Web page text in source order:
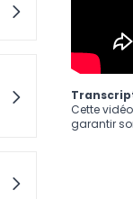
Cette
garantir